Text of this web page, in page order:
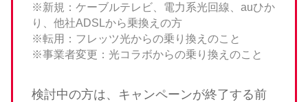
※新規：ケーブルテレビ、電力系光回線、auひか
り、他社ADSLから乗換えの方
※転用：フレッツ光からの乗り換えのこと
※事業者変更：光コラボからの乗り換えのこと
検討中の方は、キャンペーンが終了する前